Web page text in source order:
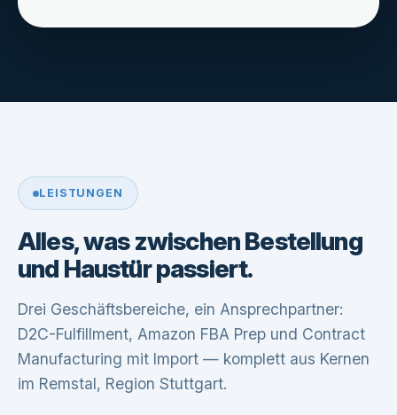
LEISTUNGEN
Alles, was zwischen Bestellung
und Haustür passiert.
Drei Geschäftsbereiche, ein Ansprechpartner:
D2C-Fulfillment, Amazon FBA Prep und Contract
Manufacturing mit Import — komplett aus Kernen
im Remstal, Region Stuttgart.